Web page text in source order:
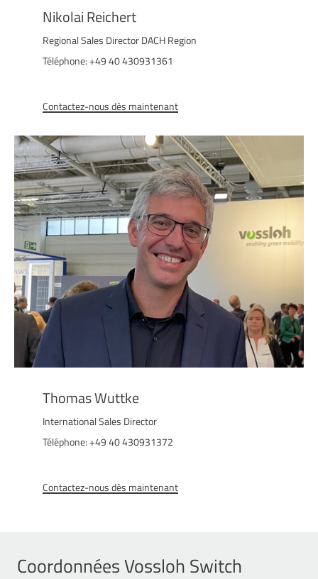
Nikolai Reichert
Regional Sales Director DACH Region
Téléphone: +49 40 430931361
Contactez-nous dès maintenant
Thomas Wuttke
International Sales Director
Téléphone: +49 40 430931372
Contactez-nous dès maintenant
Coordonnées Vossloh Switch